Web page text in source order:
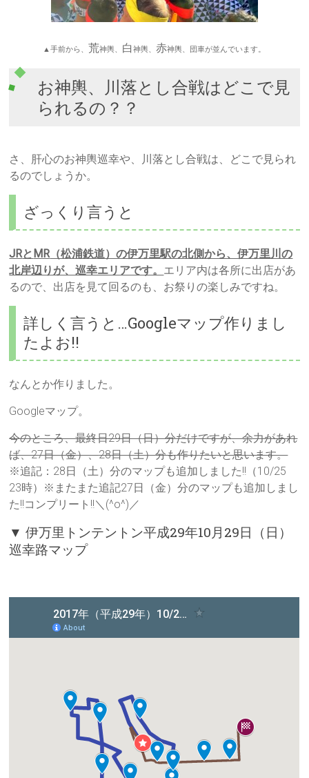
▲手前から、 荒神輿、 白神輿、赤神輿、団車が並んでいます。
お神輿、川落とし合戦はどこで見
られるの？？
さ、肝心のお神輿巡幸や、川落とし合戦は、どこで見られ
るのでしょうか。
ざっくり言うと
JRと MR（松浦鉄道）の伊万里駅の北側から、伊万里川の
北岸辺りが、巡幸エリアです。 エリア内は各所に出店があ
るので、出店を見て回るのも、お祭りの楽しみですね。
詳しく言うと…Googleマップ作りまし
たよお!!
なんとか作りました。
Googleマップ。
今のところ、最終日29日（日）分だけですが、余力があれ
ば、27日（金）、28日（土）分も作りたいと思います。
※追記：28日（土）分のマップも追加しました!!（10/25
23時）※またまた追記27日（金）分のマップも追加しまし
た!!コンプリート!!＼(^o^)／
▼ 伊万里トンテントン平成29年10月29日（日）
巡幸路マップ